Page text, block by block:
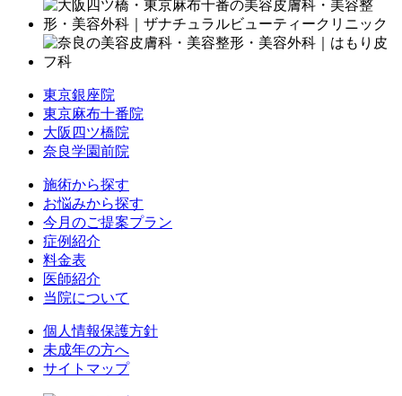
東京銀座院
東京麻布十番院
大阪四ツ橋院
奈良学園前院
施術から探す
お悩みから探す
今月のご提案プラン
症例紹介
料金表
医師紹介
当院について
個人情報保護方針
未成年の方へ
サイトマップ